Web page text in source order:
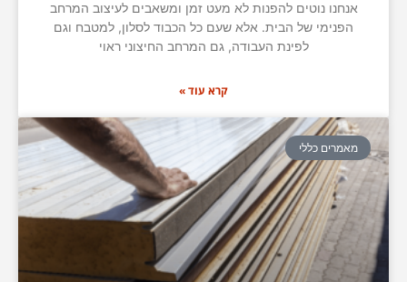
אנחנו נוטים להפנות לא מעט זמן ומשאבים לעיצוב המרחב
הפנימי של הבית. אלא שעם כל הכבוד לסלון, למטבח וגם
לפינת העבודה, גם המרחב החיצוני ראוי
קרא עוד »
מאמרים כללי